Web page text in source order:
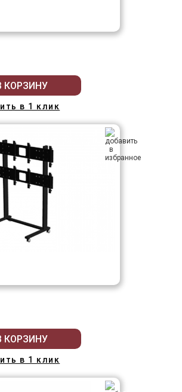
КОРЗИНУ
в 1 клик
КОРЗИНУ
в 1 клик